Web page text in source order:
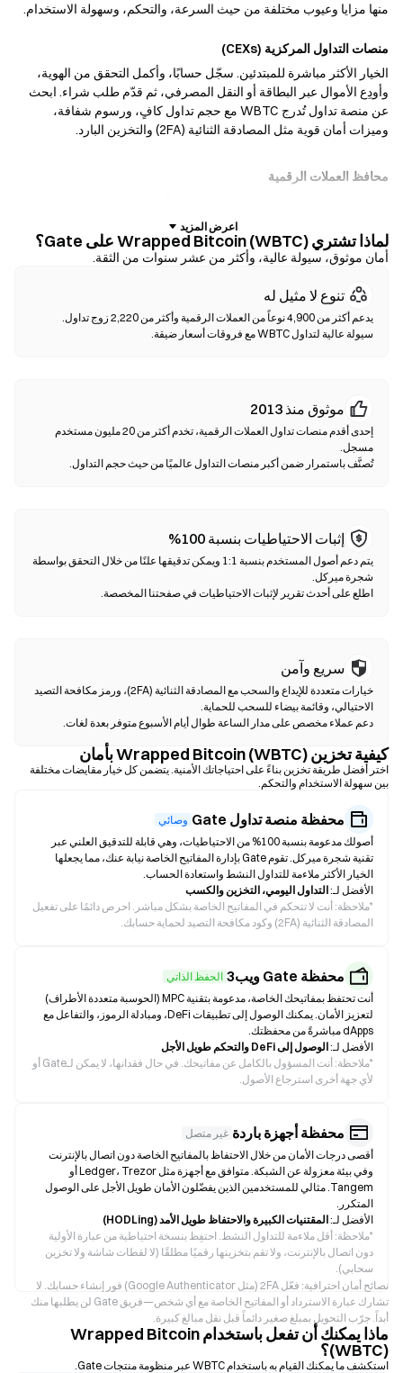
منها مزايا وعيوب مختلفة من حيث السرعة، والتحكم، وسهولة الاستخدام.
منصات التداول المركزية (CEXs)
الخيار الأكثر مباشرة للمبتدئين. سجّل حسابًا، وأكمل التحقق من الهوية،
وأودِع الأموال عبر البطاقة أو النقل المصرفي، ثم قدّم طلب شراء. ابحث
عن منصة تداول تُدرج WBTC مع حجم تداول كافٍ، ورسوم شفافة،
وميزات أمان قوية مثل المصادقة الثنائية (2FA) والتخزين البارد.
محافظ العملات الرقمية
الوصائية الاحتفاظ بمفاتيحك الخاصة وإجراء مبادلة الرموز مباشرة داخل
واجهة المحفظة. كما تدعم بعض المحافظ الإيداع بالعملات الورقية، مما يتيح
لك شراء WBTC باستخدام بطاقة ائتمان دون الحاجة إلى المرور عبر منصة
العقود قبل تأكيد أي معاملة.
منصات التداول اللامركزية (DEXs)
التحقق من الهوية. قم بتوصيل محفظة متوافقة، اختر زوج الرموز الخاص
بك، واختر نسبة الانزلاق السعري، ثم أكد عملية المبادلة. يرجى ملاحظة أن
هناك رسوم غاز مطبقة، وقد تختلف الأسعار عن الأسواق المركزية بسبب
لماذا تشتري Wrapped Bitcoin (WBTC) على Gate؟
أمان موثوق، سيولة عالية، وأكثر من عشر سنوات من الثقة.
تنوع لا مثيل له
سيولة عالية لتداول WBTC مع فروقات أسعار ضيقة.
موثوق منذ 2013
إحدى أقدم منصات تداول العملات الرقمية، تخدم أكثر من 20 مليون مستخدم
تُصنَّف باستمرار ضمن أكبر منصات التداول عالميًا من حيث حجم التداول.
إثبات الاحتياطيات بنسبة 100%
يتم دعم أصول المستخدم بنسبة 1:1 ويمكن تدقيقها علنًا من خلال التحقق بواسطة
اطلع على أحدث تقرير لإثبات الاحتياطيات في صفحتنا المخصصة.
سريع وآمن
خيارات متعددة للإيداع والسحب مع المصادقة الثنائية (2FA)، ورمز مكافحة التصيد
دعم عملاء مخصص على مدار الساعة طوال أيام الأسبوع متوفر بعدة لغات.
كيفية تخزين Wrapped Bitcoin (WBTC) بأمان
اختر أفضل طريقة تخزين بناءً على احتياجاتك الأمنية. يتضمن كل خيار مقايضات مختلفة
بين سهولة الاستخدام والتحكم.
محفظة منصة تداول Gate
وصائي
أصولك مدعومة بنسبة 100% من الاحتياطيات، وهي قابلة للتدقيق العلني عبر
تقنية شجرة ميركل. تقوم Gate بإدارة المفاتيح الخاصة نيابة عنك، مما يجعلها
الخيار الأكثر ملاءمة للتداول النشط واستعادة الحساب.
الأفضل لـ:التداول اليومي، التخزين والكسب
*ملاحظة: أنت لا تتحكم في المفاتيح الخاصة بشكل مباشر. احرص دائمًا على تفعيل
المصادقة الثنائية (2FA) وكود مكافحة التصيد لحماية حسابك.
محفظة Gate ويب3
الحفظ الذاتي
أنت تحتفظ بمفاتيحك الخاصة، مدعومة بتقنية MPC (الحوسبة متعددة الأطراف)
لتعزيز الأمان. يمكنك الوصول إلى تطبيقات DeFi، ومبادلة الرموز، والتفاعل مع
dApps مباشرةً من محفظتك.
الأفضل لـ:الوصول إلى DeFi والتحكم طويل الأجل
*
ملاحظة: أنت المسؤول بالكامل عن مفاتيحك. في حال فقدانها، لا يمكن لـGate أو
لأي جهة أخرى استرجاع الأصول.
محفظة أجهزة باردة غير متصل
أقصى درجات الأمان من خلال الاحتفاظ بالمفاتيح الخاصة دون اتصال بالإنترنت
وفي بيئة معزولة عن الشبكة. متوافق مع أجهزة مثل Ledger، Trezor أو
Tangem. مثالي للمستخدمين الذين يفضّلون الأمان طويل الأجل على الوصول
المتكرر.
الأفضل لـ:المقتنيات الكبيرة والاحتفاظ طويل الأمد (HODLing)
*ملاحظة: أقل ملاءمة للتداول النشط. احتفِظ بنسخة احتياطية من عبارة الأولية
دون اتصال بالإنترنت، ولا تقم بتخزينها رقميًا مطلقًا (لا لقطات شاشة ولا تخزين
سحابي).
نصائح أمان احترافية: فعّل 2FA (مثل Google Authenticator) فور إنشاء حسابك. لا
تشارك عبارة الاسترداد أو المفاتيح الخاصة مع أي شخص—فريق Gate لن يطلبها منك
أبداً. جرّب التحويل بمبلغ صغير دائماً قبل نقل مبالغ كبيرة.
ماذا يمكنك أن تفعل باستخدام Wrapped Bitcoin
(WBTC)؟
استكشف ما يمكنك القيام به باستخدام WBTC عبر منظومة منتجات Gate.